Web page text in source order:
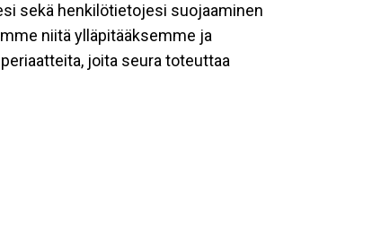
sekä henkilötietojesi suojaaminen
niitä ylläpitääksemme ja
joita seura toteuttaa